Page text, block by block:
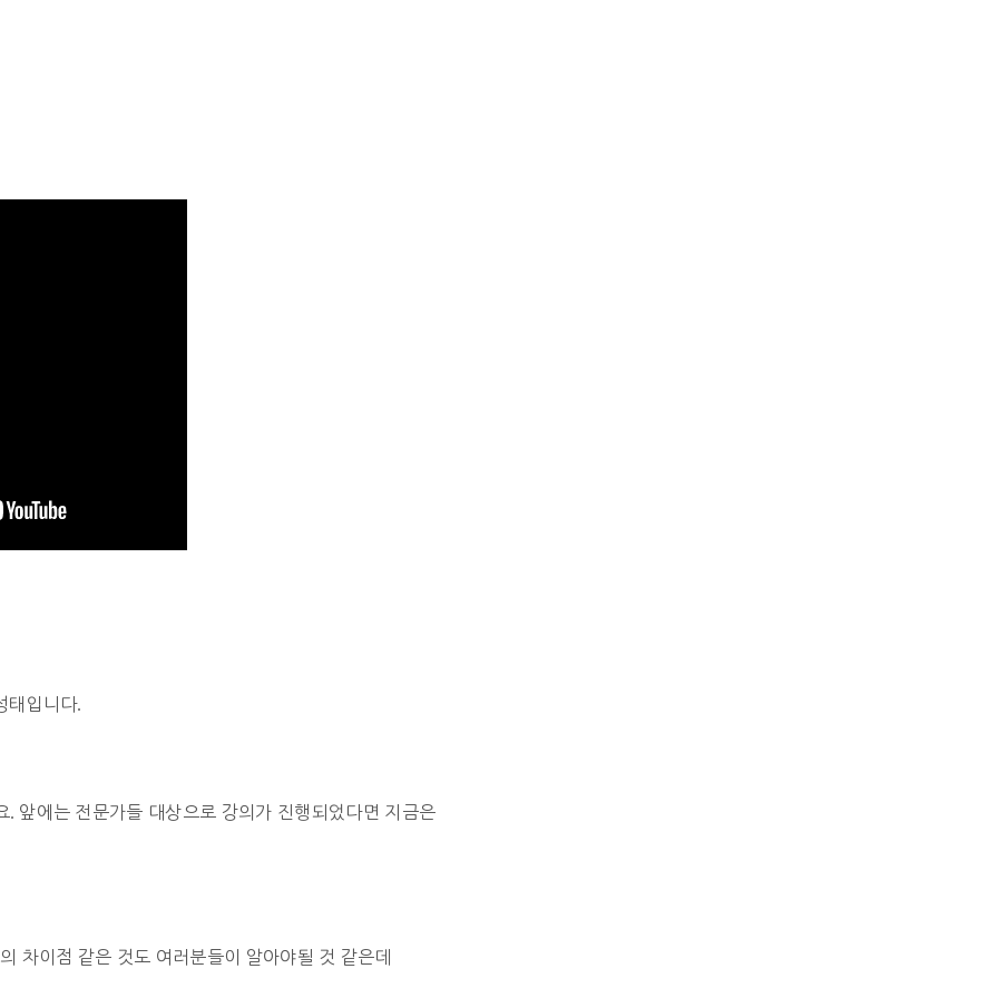
태입니다.
. 앞에는 전문가들 대상으로 강의가 진행되었다면 지금은
차이점 같은 것도 여러분들이 알아야될 것 같은데